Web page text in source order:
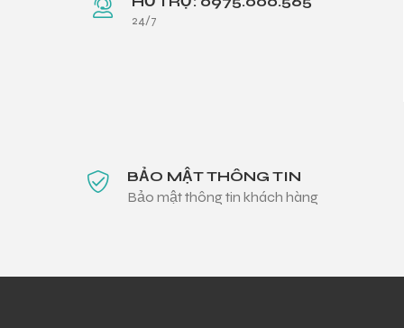
24/7
BẢO MẬT THÔNG TIN
Bảo mật thông tin khách hàng